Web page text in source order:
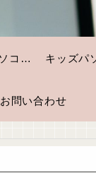
個別レッスン【パソコン・スマホ】 キッズパ
お問い合わせ